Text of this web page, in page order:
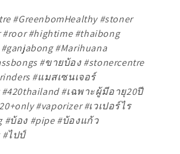
#GreenbomHealthy #stoner
#hightime #thaibong
#Marihuana
#ขายบ้อง #stonercentre
#แมสเซนเจอร์
#เฉพาะผู้มีอายุ20ปี
#vaporizer #เวเปอร์ไร
#บ้อง #pipe #บ้องแก้ว
#ไปป์